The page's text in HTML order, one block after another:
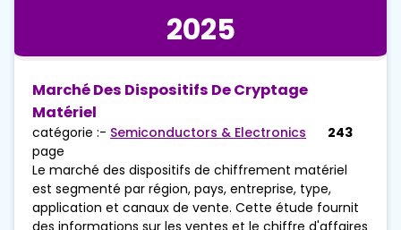
2025
Marché Des Dispositifs De Cryptage
Matériel
catégorie :- Semiconductors & Electronics
243
page
Le marché des dispositifs de chiffrement matériel
est segmenté par région, pays, entreprise, type,
application et canaux de vente. Cette étude fournit
des informations sur les ventes et le chiffre d'affaires